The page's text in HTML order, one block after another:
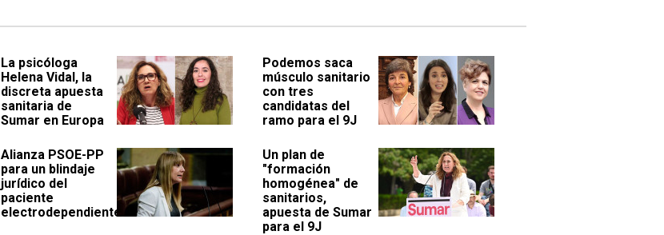
La psicóloga
Helena Vidal, la
discreta apuesta
sanitaria de
Sumar en Europa
Podemos saca
músculo sanitario
con tres
candidatas del
ramo para el 9J
Alianza PSOE-PP
para un blindaje
jurídico del
paciente
electrodependiente
Un plan de
"formación
homogénea" de
sanitarios,
apuesta de Sumar
para el 9J